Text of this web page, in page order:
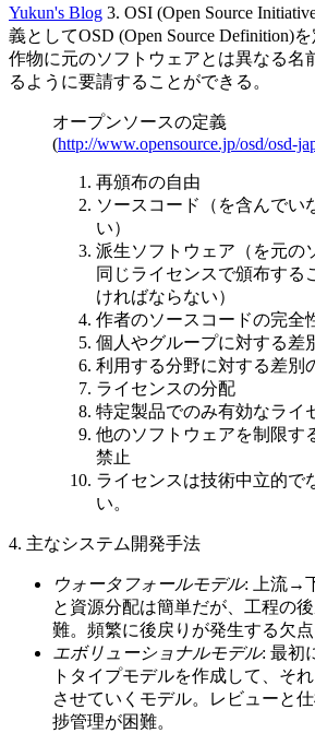
Yukun's Blog 3. OSI (Open Source
義としてOSD (Open Source Definition)
作物に元のソフトウェアとは異なる名
るように要請することができる。
オープンソースの定義
(http://www.opensource.jp/osd/osd-
再頒布の自由
ソースコード（を含んでい
い）
派生ソフトウェア（を元の
同じライセンスで頒布する
ければならない）
作者のソースコードの完全
個人やグループに対する差
利用する分野に対する差別
ライセンスの分配
特定製品でのみ有効なライ
他のソフトウェアを制限す
禁止
ライセンスは技術中立的で
い。
4. 主なシステム開発手法
ウォータフォールモデル: 上流→
と資源分配は簡単だが、工程の
難。頻繁に後戻りが発生する欠点
エボリューショナルモデル: 最初
トタイプモデルを作成して、そ
させていくモデル。レビューと
捗管理が困難。